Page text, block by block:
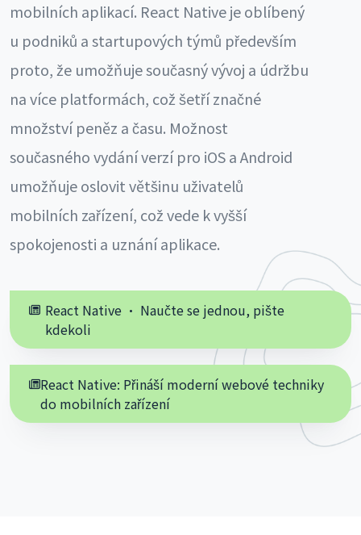
mobilních aplikací. React Native je oblíbený
u podniků a startupových týmů především
proto, že umožňuje současný vývoj a údržbu
na více platformách, což šetří značné
množství peněz a času. Možnost
současného vydání verzí pro iOS a Android
umožňuje oslovit většinu uživatelů
mobilních zařízení, což vede k vyšší
spokojenosti a uznání aplikace.
React Native · Naučte se jednou, pište
kdekoli
React Native: Přináší moderní webové techniky
do mobilních zařízení